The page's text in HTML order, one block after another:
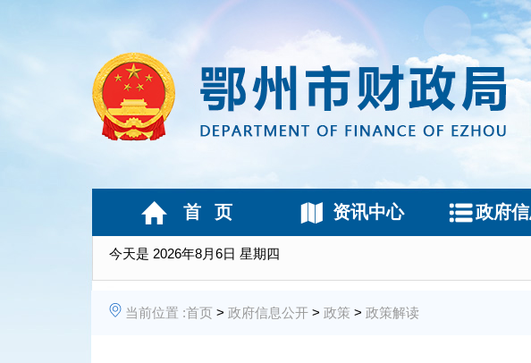
今天是 2026年8月6日 星期四
首 页 资讯中心 政府
当前位置 :首页 > 政府信息公开 > 政策 > 政策解读